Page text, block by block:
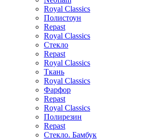
Royal Classics
Полистоун
Repast
Royal Classics
Стекло
Repast
Royal Classics
Ткань
Royal Classics
Фарфор
Repast
Royal Classics
Полирезин
Repast
Стекло. Бамбук